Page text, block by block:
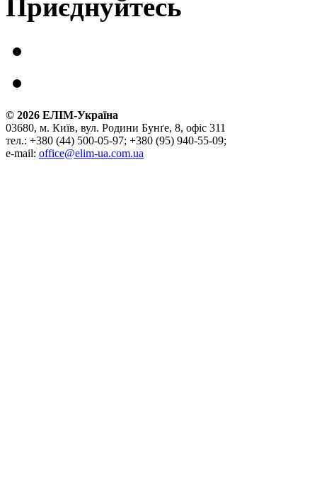
Приєднуйтесь
© 2026 ЕЛІМ-Україна
03680, м. Київ, вул. Родини Бунґе, 8, офіс 311
тел.: +380 (44) 500-05-97; +380 (95) 940-55-09;
e-mail: office@elim-ua.com.ua